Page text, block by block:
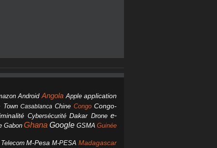
Android Angola Apple application
Town Casablanca Chine Congo Congo-
Cybersécurité Dakar Drone e-
Gabon Ghana Google GSMA Guinée
M-Pesa M-PESA Madagascar